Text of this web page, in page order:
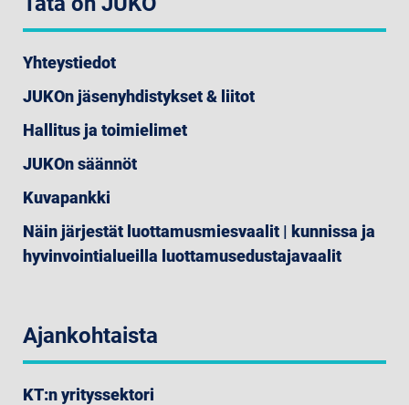
Yhteystiedot
JUKOn jäsenyhdistykset & liitot
Hallitus ja toimielimet
JUKOn säännöt
Kuvapankki
Näin järjestät luottamusmiesvaalit | kunnissa ja
hyvinvointialueilla luottamusedustajavaalit
Ajankohtaista
KT:n yrityssektori